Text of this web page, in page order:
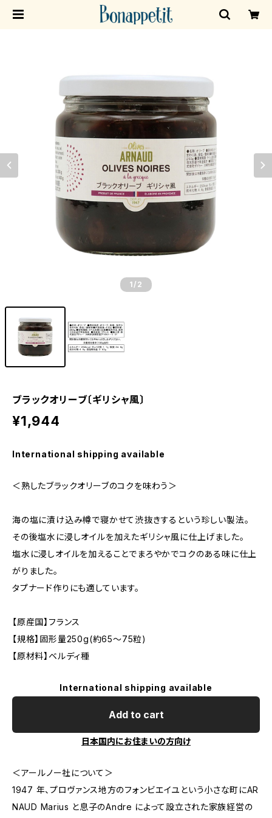
1 /2
ブラックオリーブ〔ギリシャ風〕
¥1,944
International shipping available
＜熟したブラックオリーブのコクを味わう＞
海の塩に漬け込み樽で寝かせて渋抜きするという珍しい製法。
その後塩水に浸しオイルを加えたギリシャ風に仕上げました。
塩水に浸しオイルを加えることでまろやかでコクのある味に仕上
がりました。
タプナード作りにも適しています。
【原産国】フランス
【規格】固形量250g(約65～75粒)
【原材料】ベルディ種
International shipping available
Add to cart
日本国内にお住まいの方向け
＜アールノー社について＞
1947 年、プロヴァンス地方のフォンビエイユという小さな町にAR
NAUD Marius と息子のAndre によって設立された家族経営の